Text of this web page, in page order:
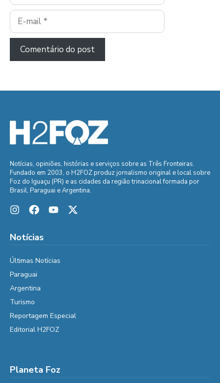
E-
mail
Notícias, opiniões, histórias e serviços sobre as Três Fronteiras.
Fundado em 2003, o H2FOZ produz jornalismo original e local sobre
Foz do Iguaçu (PR) e as cidades da região trinacional formada por
Brasil, Paraguai e Argentina.
Notícias
Últimas Notícias
Paraguai
Argentina
Turismo
Reportagem Especial
Editorial H2FOZ
Planeta Foz